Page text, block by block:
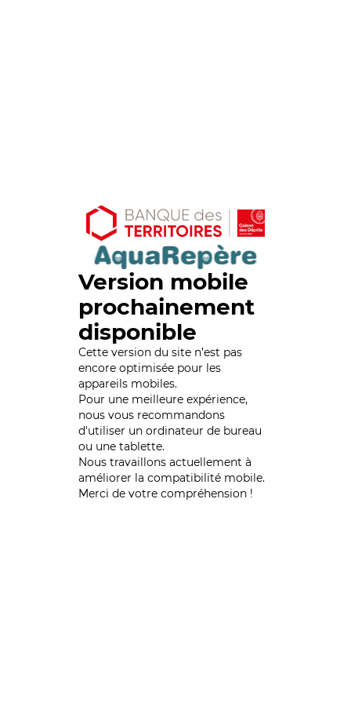
Version mobile
prochainement
disponible
Cette version du site n’est pas
encore optimisée pour les
appareils mobiles.
Pour une meilleure expérience,
nous vous recommandons
d'utiliser un ordinateur de bureau
ou une tablette.
Nous travaillons actuellement à
améliorer la compatibilité mobile.
Merci de votre compréhension !